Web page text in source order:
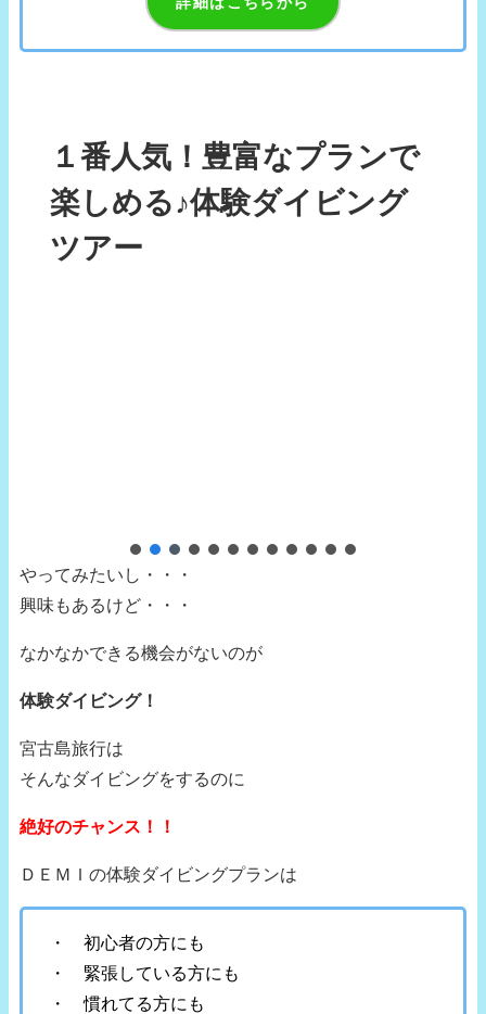
１番人気！豊富なプランで
楽しめる♪体験ダイビング
ツアー
やってみたいし・・・
興味もあるけど・・・
なかなかできる機会がないのが
体験ダイビング！
宮古島旅行は
そんなダイビングをするのに
絶好のチャンス！！
ＤＥＭＩの体験ダイビングプランは
・ 初心者の方にも
・ 緊張している方にも
・ 慣れてる方にも